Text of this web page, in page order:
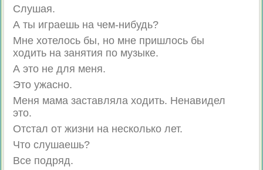
Слушая.
А ты играешь на чем-нибудь?
Мне хотелось бы, но мне пришлось бы
ходить на занятия по музыке.
А это не для меня.
Это ужасно.
Меня мама заставляла ходить. Ненавидел
это.
Отстал от жизни на несколько лет.
Что слушаешь?
Все подряд.